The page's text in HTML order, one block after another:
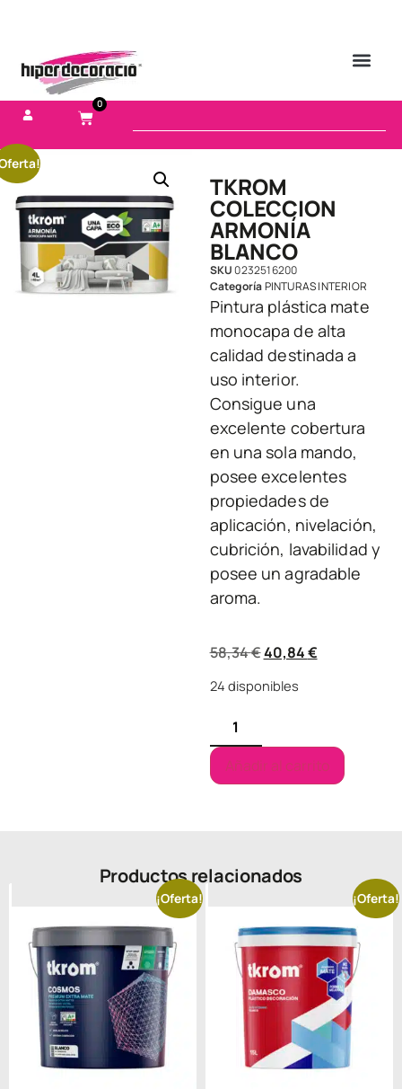
0
TKROM
COLECCION
ARMONÍA
BLANCO
SKU0232516200
CategoríaPINTURAS INTERIOR
Pintura plástica mate
monocapa de alta
calidad destinada a
uso interior.
Consigue una
excelente cobertura
en una sola mando,
posee excelentes
propiedades de
aplicación, nivelación,
cubrición, lavabilidad y
posee un agradable
aroma.
58,34€40,84€
24 disponibles
Añadir al carrito
Productos relacionados
¡Oferta! ¡Oferta!